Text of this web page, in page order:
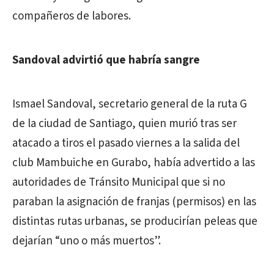
compañeros de labores.
Sandoval advirtió que habría sangre
Ismael Sandoval, secretario general de la ruta G
de la ciudad de Santiago, quien murió tras ser
atacado a tiros el pasado viernes a la salida del
club Mambuiche en Gurabo, había advertido a las
autoridades de Tránsito Municipal que si no
paraban la asignación de franjas (permisos) en las
distintas rutas urbanas, se producirían peleas que
dejarían “uno o más muertos”.